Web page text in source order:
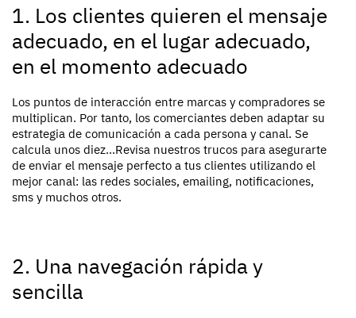
1. Los clientes quieren el mensaje
adecuado, en el lugar adecuado,
en el momento adecuado
Los puntos de interacción entre marcas y compradores se
multiplican. Por tanto, los comerciantes deben adaptar su
estrategia de comunicación a cada persona y canal. Se
calcula unos diez...Revisa nuestros trucos para asegurarte
de enviar el mensaje perfecto a tus clientes utilizando el
mejor canal: las redes sociales, emailing, notificaciones,
sms y muchos otros.
2. Una navegación rápida y
sencilla